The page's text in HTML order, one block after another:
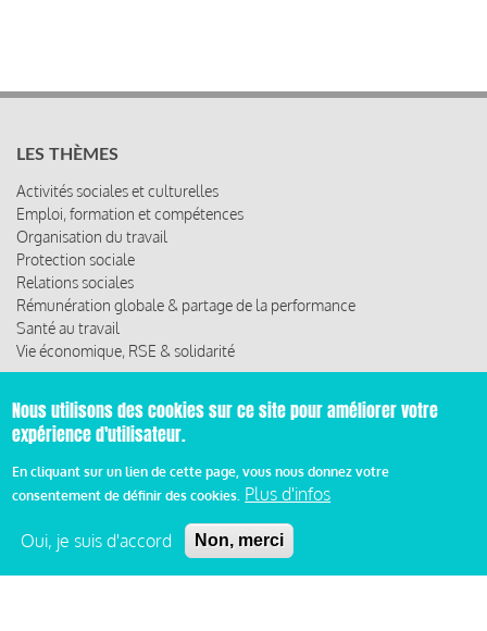
LES THÈMES
Activités sociales et culturelles
Emploi, formation et compétences
Organisation du travail
Protection sociale
Relations sociales
Rémunération globale & partage de la performance
Santé au travail
Vie économique, RSE & solidarité
Les abonnements
Les ressources
Nous utilisons des cookies sur ce site pour améliorer votre
expérience d'utilisateur.
En cliquant sur un lien de cette page, vous nous donnez votre
consentement de définir des cookies. Plus d'infos
Oui, je suis d'accord Non, merci